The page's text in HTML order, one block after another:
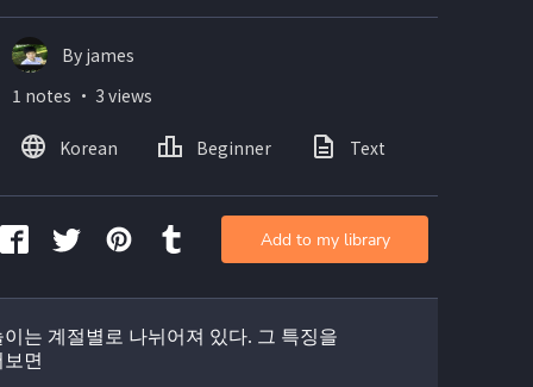
는 계절별로 나뉘어져 있다. 그 특징을
면
By james
1 notes ・ 3 views
Korean Beginner Text
Add to my library